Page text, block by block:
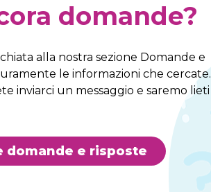
domande?
alla nostra sezione Domande e
le informazioni che cercate.
inviarci un messaggio e saremo lieti
domande e risposte